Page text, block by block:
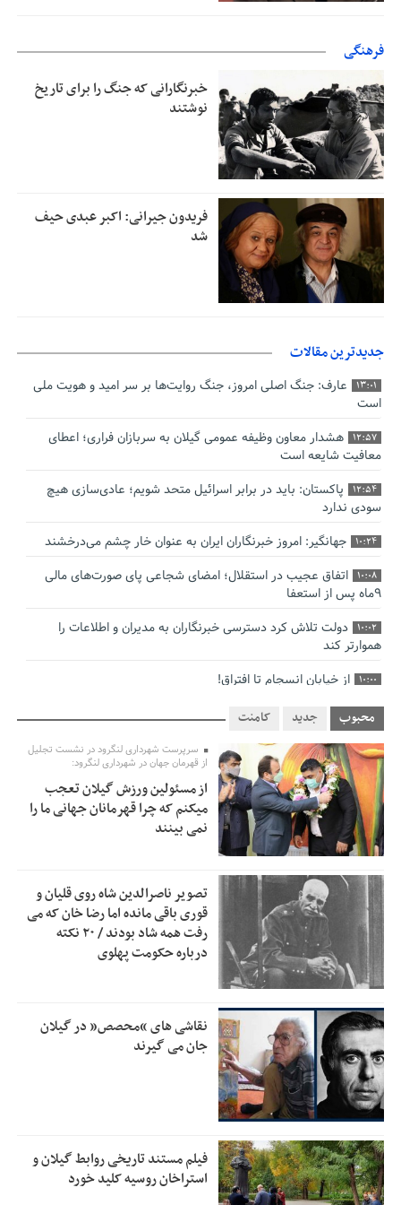
فرهنگی
خبرنگارانی که جنگ را برای تاریخ
نوشتند
فریدون جیرانی: اکبر عبدی حیف
شد
جدیدترین مقالات
13:01
عارف: جنگ اصلی امروز، جنگ روایت‌ها بر سر امید و هویت ملی
است
12:57
هشدار معاون وظیفه عمومی گیلان به سربازان فراری؛ اعطای
معافیت شایعه است
12:54
پاکستان: باید در برابر اسرائیل متحد شویم؛ عادی‌سازی هیچ
سودی ندارد
10:24 جهانگیر: امروز خبرنگاران ایران به عنوان خار چشم می‌درخشند
10:08
اتفاق عجیب در استقلال؛ امضای شجاعی پای صورت‌های مالی
٩ماه پس از استعفا
10:02
دولت تلاش کرد دسترسی خبرنگاران به مدیران و اطلاعات را
هموارتر کند
10:00 از خیابان انسجام تا افتراق!
9:48
چالش نظارت بر درمانگران اینستاگرامی/ نسخه وزارت بهداشت
برای جلوگیری از فعالیت پزشک‌نماها
9:34 خبرنگارانی که جنگ را برای تاریخ نوشتند
9:32
پشتیبانی از زنجیره ارزش بادام زمینی در اولویت سیاست‌های
حمایتی گیلان است
12:46 بخش دوم گفت‌وگوی پزشکیان با مردم امشب پخش می‌شود
12:33 جزئیات فعال‌سازی «کیف پول ایران» اعلام شد
12:30
حمایت از مرزنشینان نباید به زیان تولید باشد/مواد اولیه با
کولبری وارد شود
11:05 شایعه «معافیت سربازان فراری» تکذیب شد
11:04 امیر اکرمی‌نیا: ارتش کاملاً آماده است
محبوب جدید کامنت
سرپرست شهرداری لنگرود در نشست تجلیل
از قهرمان جهان در شهرداری لنگرود:
از مسئولین ورزش گیلان تعجب
میکنم که چرا قهرمانان جهانی ما را
نمی بینند
تصویر ناصرالدین شاه روی قلیان و
قوری باقی مانده اما رضا خان که می
رفت همه شاد بودند / ۲۰ نکته
درباره حکومت پهلوی
نقاشی های “محصص” در گیلان
جان می گیرند
فیلم مستند تاریخی روابط گیلان و
استراخان روسیه کلید خورد